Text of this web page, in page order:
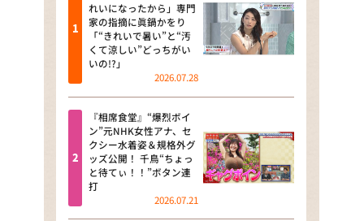
～人生密着トークバラエティ！
～ やすとものいたって真剣です
探偵！ナイトスクープ
news おかえり
河合＆A.B.C-Z塚田×福井アナ
「なんでやねん！？」（news お
かえり）
DAIGOも台所 ～きょうの献立 何
にする？～
れいになったから」専門
家の指摘に眞鍋かをり
「“きれいで暑い”と“汚
くて涼しい”どっちがい
いの!?」
2026.07.28
『相席食堂』“爆烈ボイ
ン”元NHK女性アナ、セ
クシー水着姿＆規格外グ
ッズ公開！ 千鳥“ちょっ
と待てぃ！！”ボタン連
打
2026.07.21